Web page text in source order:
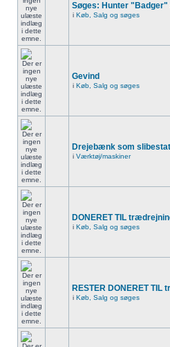
Søges: Hunter "Badger"
i Køb, Salg og søges
Gevind
i Køb, Salg og søges
Drejebænk som
i Værktøj/maskiner
DONERET TIL
i Køb, Salg og søges
RESTER DONERET
i Køb, Salg og søges